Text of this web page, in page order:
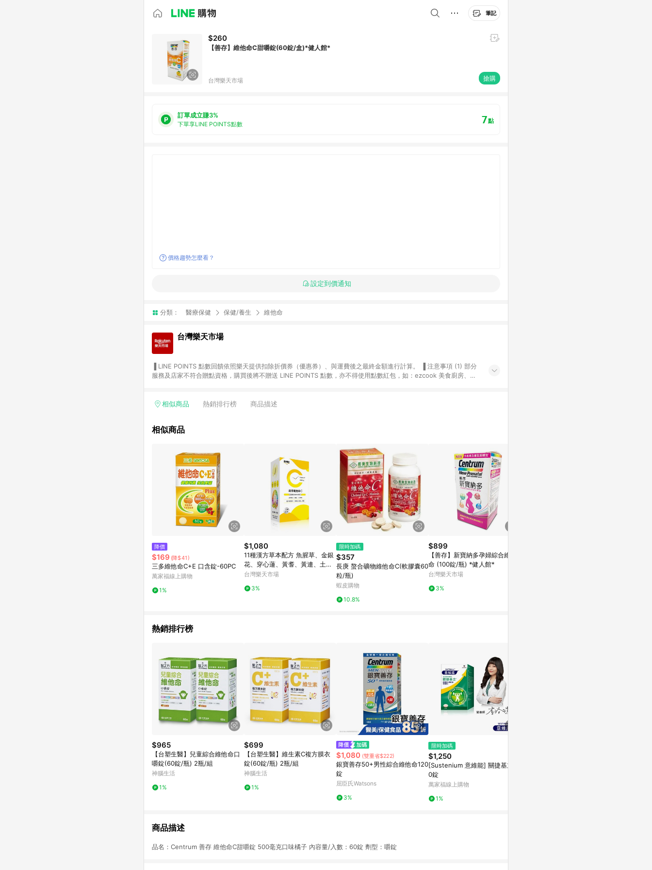
筆記
$260
【善存】維他命C甜嚼錠(60錠/盒)*健人館*
台灣樂天市場 搶購
訂單成立賺3%
下單享LINE POINTS點數 7點
價格趨勢怎麼看？
設定到價通知
分類： 醫療保健 保健/養生 維他命
台灣樂天市場
服務及店家不符合贈點資格，購買後將不贈送 LINE POINTS 點數，亦不得使用點數紅包，如：ezcook 美食廚房、樂
享有 LINE POINTS 回饋。 (3) 若購買之訂單（包含預購商品）未符合樂天市場 45 天內完成訂單出貨及結帳，則不符
會有時間差，如顯示之商品規格、顏色、價位、贈品與台灣樂天市場銷售網頁不符，以銷售網頁標示為準。 (6) 導購訂
點數回饋或點數回饋有爭議，台灣樂天市場保有更改條款與法律追訴之權利，活動詳情以樂天市場網站公告為準。
相似商品 熱銷排行榜 商品描述
相似商品
降價
$169 (降$41)
三多維他命C+E 口含錠-60PC
萬家福線上購物
1%
$1,080
11種漢方草本配方 魚腥草、金銀
花、穿心蓮、黃耆、黃連、土茯
苓、龍膽草、甘草、蒲公英、白
火、降火氣
台灣樂天市場
3%
限時加碼
$357
長庚 螯合礦物維他命C(軟膠囊60
粒/瓶)
蝦皮購物
10.8%
$899
【善存】新寶納多孕婦綜合維他
命 (100錠/瓶) *健人館*
台灣樂天市場
3%
熱銷排行榜
$965
【台塑生醫】兒童綜合維他命口
嚼錠(60錠/瓶) 2瓶/組
神腦生活
1%
$699
【台塑生醫】維生素C複方膜衣
錠(60錠/瓶) 2瓶/組
神腦生活
1%
$1,080 (雙重省$222)
銀寶善存50+男性綜合維他命120
錠
屈臣氏Watsons
3%
限時加碼
$1,250
[Sustenium 意維能] 關捷基立9
0錠
萬家福線上購物
1%
商品描述
品名：Centrum 善存 維他命C甜嚼錠 500毫克口味橘子 內容量/入數：60錠 劑型：嚼錠